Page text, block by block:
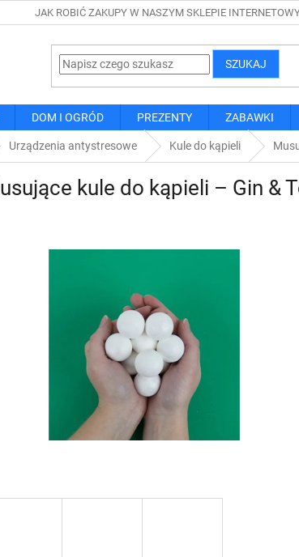
JAK ROBIĆ ZAKUPY W NASZYM SKLEPIE
SZUKAJ
DOM I OGRÓD PREZENTY ZABAWKI
Urządzenia antystresowe Kule do kąpieli
kule do kąpieli – Gin &